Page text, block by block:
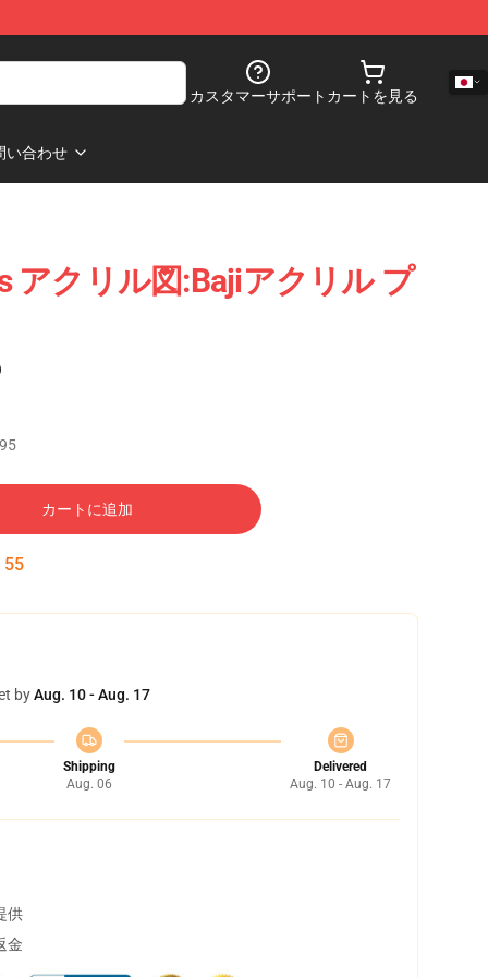
カスタマーサポート カートを見る
い合わせ
アクリル図:Bajiアクリル プ
カートに追加
55
byAug. 10 - Aug. 17
Shipping
Aug. 06
Delivered
Aug. 10 - Aug. 17
供
金